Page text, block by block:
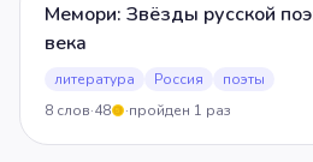
Мемори: Звёзды русской
века
литература Россия
поэты
8 слов·48 ·пройден 1 раз